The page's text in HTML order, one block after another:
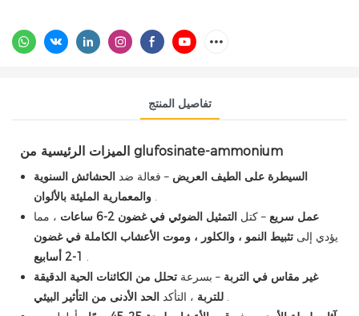
تفاصيل المنتج
الميزات الرئيسية من glufosinate-ammonium
السيطرة على الطيف العريض– فعالة ضد الحشائش السنوية
والمعمارية المليئة بالألوان .
عمل سريع– كتل التمثيل الضوئي في غضون 2-6 ساعات
، مما
يؤدي إلىتثبيط النمو ، والكلور ، وموت الأعشاب الكاملة في غضون
.
غير مقاس في التربة– بسرعةتحلل من الكائنات الحية الدقيقة
للتربة ، التأكد الحد الأدنى من التأثير البيئي .